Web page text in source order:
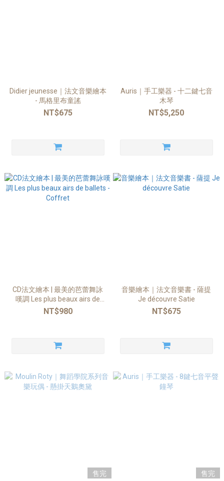
Didier jeunesse｜法文音樂繪本
- 馬格里布童謠
NT$675
Auris｜手工樂器 - 十二鍵七音
木琴
NT$5,250
CD法文繪本 | 最美的芭蕾舞詠
嘆調 Les plus beaux airs de
ballets - Coffret
NT$980
音樂繪本｜法文音樂書 - 薩提
Je découvre Satie
NT$675
售完
售完